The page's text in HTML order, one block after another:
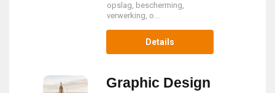
opslag, bescherming,
verwerking, o...
Details
Graphic Design